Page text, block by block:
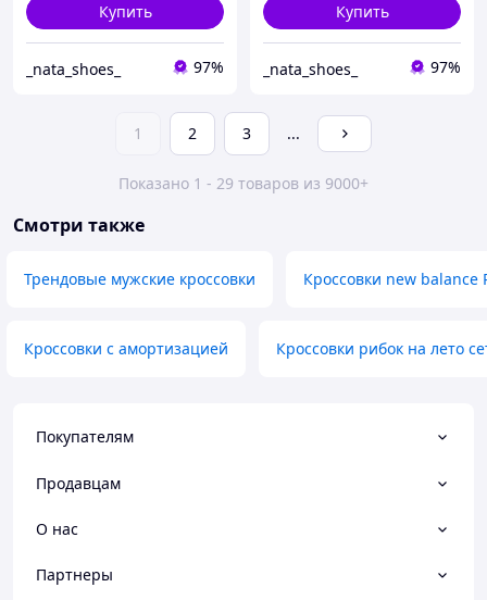
Купить
_nata_shoes_ 97%
Купить
_nata_shoes_ 97%
1 2 3 ...
Показано 1 - 29 товаров из 9000+
Смотри также
Трендовые мужские кроссовки Кроссовки new balance
Кроссовки с амортизацией Кроссовки рибок на лето
Покупателям
Продавцам
О нас
Партнеры